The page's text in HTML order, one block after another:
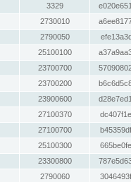
3329
2730010
2790050
25100100
23700700
23700200
23900600
27100370
27100700
25100300
23300800
2790060